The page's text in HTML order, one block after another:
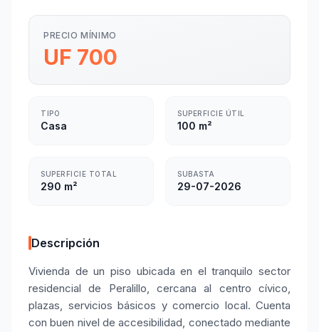
PRECIO MÍNIMO
UF 700
TIPO
Casa
SUPERFICIE ÚTIL
100 m²
SUPERFICIE TOTAL
290 m²
SUBASTA
29-07-2026
Descripción
Vivienda de un piso ubicada en el tranquilo sector
residencial de Peralillo, cercana al centro cívico,
plazas, servicios básicos y comercio local. Cuenta
con buen nivel de accesibilidad, conectado mediante